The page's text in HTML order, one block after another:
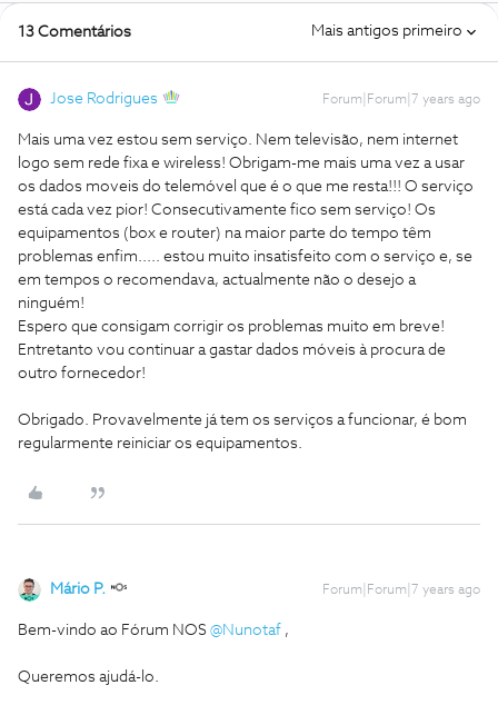
13 Comentários Mais antigos primeiro
Jose Rodrigues Forum|Forum|7 years ago
Mais uma vez estou sem serviço. Nem televisão, nem internet
logo sem rede fixa e wireless! Obrigam-me mais uma vez a usar
os dados moveis do telemóvel que é o que me resta!!! O serviço
está cada vez pior! Consecutivamente fico sem serviço! Os
equipamentos (box e router) na maior parte do tempo têm
problemas enfim..... estou muito insatisfeito com o serviço e, se
em tempos o recomendava, actualmente não o desejo a
ninguém!
Espero que consigam corrigir os problemas muito em breve!
Entretanto vou continuar a gastar dados móveis à procura de
outro fornecedor!
Obrigado. Provavelmente já tem os serviços a funcionar, é bom
regularmente reiniciar os equipamentos.
Mário P. Forum|Forum|7 years ago
Bem-vindo ao Fórum NOS @Nunotaf ,
Queremos ajudá-lo.